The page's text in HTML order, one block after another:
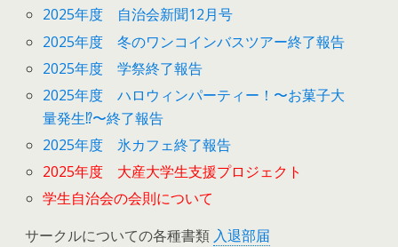
2025年度 自治会新聞12月号
2025年度 冬のワンコインバスツアー終了報告
2025年度 学祭終了報告
2025年度 ハロウィンパーティー！〜お菓子大
量発生⁉︎〜終了報告
2025年度 氷カフェ終了報告
2025年度 大産大学生支援プロジェクト
学生自治会の会則について
サークルについての各種書類 入退部届